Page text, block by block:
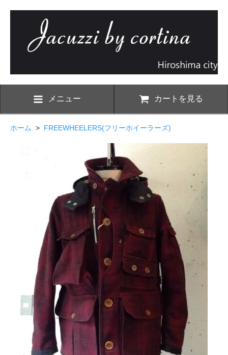
メニュー カートを見る
ホーム > FREEWHEELERS(フリーホイーラーズ)